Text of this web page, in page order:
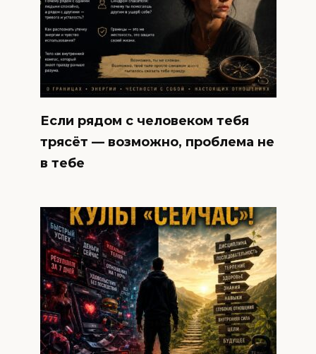
Если рядом с человеком тебя
трясёт — возможно, проблема не
в тебе